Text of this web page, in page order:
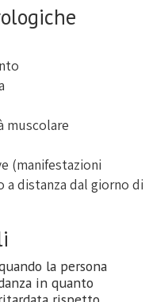
muscolare
(manifestazioni
a distanza dal giorno di
la persona
in quanto